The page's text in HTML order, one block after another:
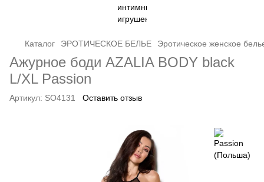
Каталог ЭРОТИЧЕСКОЕ БЕЛЬЕ Эротическое женское
Ажурное боди AZALIA BODY black
L/XL Passion
Артикул: SO4131 Оставить отзыв